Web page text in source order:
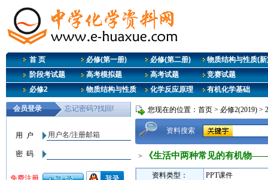
首 页 必修(第一册) 必修(第二册)
物质结构与性质(新
阶段考试题
高考模拟题 高考试题
竞赛试题
必修2
物质结构与性质 化学反应原理 有机化学基础
您现在的位置： 首页 > 必修2(2019) >
资料搜索
> 《生活中两种常见的有机物
资料类型：
PPT课件